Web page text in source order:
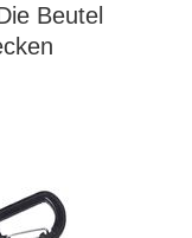
Beutel